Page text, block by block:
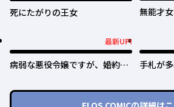
死にたがりの王女
無能才
爵様の
最新UP!
病弱な悪役令嬢ですが、婚約者
たち犬猿の仲でしたよね!?)
手札が